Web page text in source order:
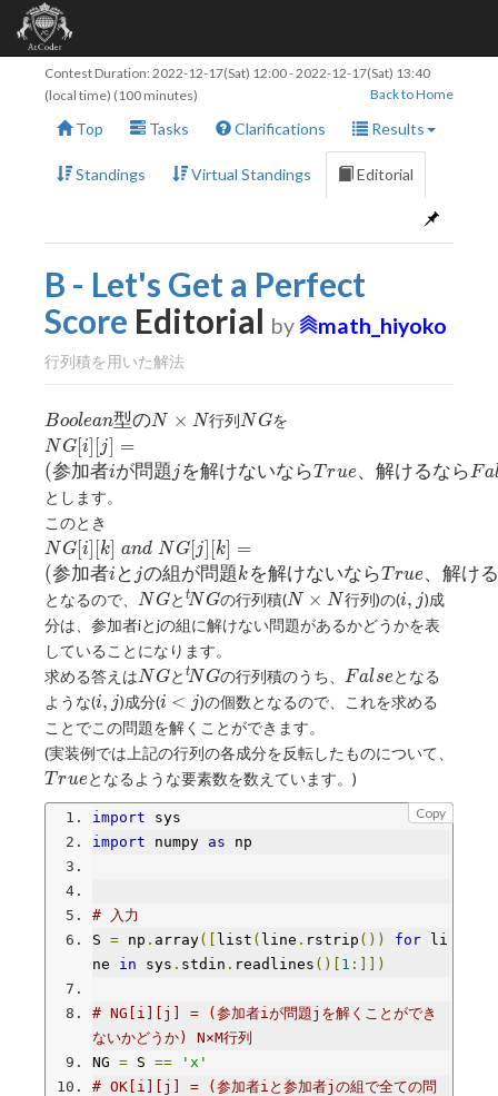
Contest Duration: 2022-12-17(Sat) 12:00-2022-12-17(Sat) 13:40
(local time) (100 minutes)
Back to Home
Top Tasks Clarifications Results
Standings Virtual Standings Editorial
B - Let's Get a Perfect
Score Editorial by math_hiyoko
行列積を用いた解法
Boolean
型のN
\times
N
Boolean型のN × N行列NG
N Gを
NG[i]
[j] =
(参加
者iが
問題j
を解け
ないな
ら
True、
解ける
なら
False)
NG[ i j
=
(参加者iが問題jを解けないな らT rue、 解けるな らFa
とします。
このとき
NG[i]
[k]\;and\;NG[j]
[k] = (参加者i
とjの組が問題
kを解けないな
らTrue、解け
るならFalse)
NG[ i k and NG[ j k
=
(参加者i と jの組が問題kを解けないな らT rue、解け
となるので、 NG
NGと^t\!NG
tNGの行列積(N×N
N × N行列)の(i,
j
i, j)成
分は、参加者iとjの組に解けない問題があるかどうかを表
していることになります。
求める答えはNG
NGと^t\!NG
tNGの行列積のうち、 False
F alseとなる
ような(i,
j
i, j)成分(i
\lt
j
i < j)の個数となるので、これを求める
ことでこの問題を解くことができます。
(実装例では上記の行列の各成分を反転したものについて、
T rueとなるような要素数を数えています。)
Copy
import sys
import numpy as np
# 入力
S = np . array([ list ( line . rstrip ()) for li
ne in sys . stdin . readlines ()[ 1 :]])
# NG[i][j] = (参加者iが問題jを解くことができ
ないかどうか) N×M行列
NG = S ==
'x'
# OK[i][j] = (参加者iと参加者jの組で全ての問